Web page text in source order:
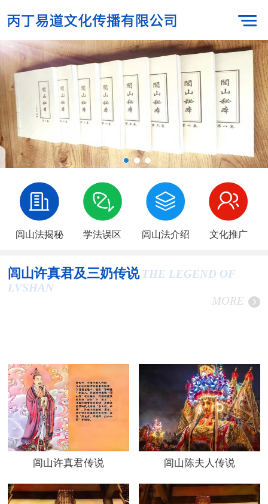
闾山法揭秘 学法误区 闾山法介绍 文化推广
闾山许真君及三奶传说 THE LEGEND OF
LVSHAN
MORE
闾山许真君传说 闾山陈夫人传说